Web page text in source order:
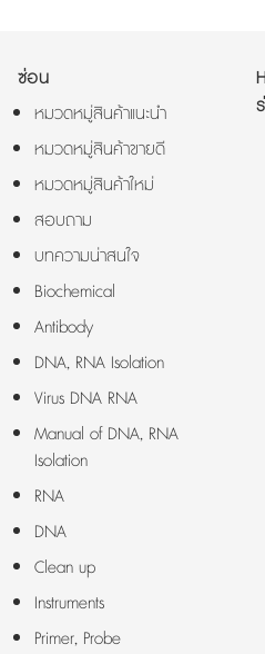
ซ่อน
หมวดหมู่สินค้าแนะนำ
หมวดหมู่สินค้าขายดี
หมวดหมู่สินค้าใหม่
สอบถาม
บทความน่าสนใจ
Biochemical
Antibody
DNA, RNA Isolation
Virus DNA RNA
Manual of DNA, RNA
Isolation
RNA
DNA
Clean up
Instruments
Primer, Probe